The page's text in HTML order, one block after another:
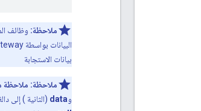
ملاحظة: وظائف
البيانات بواسطة Edge Microgateway. تشير رسالة الأشكال البيانية يتم استدعاء الدالة
بيانات الاستجابة
ملاحظة: ملاحظة
وdata (الثانية ) إلى